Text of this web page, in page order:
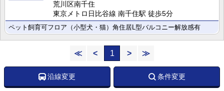
荒川区南千住
東京メトロ日比谷線 南千住駅 徒歩5分
ペット飼育可フロア（小型犬・猫）角住居L型バルコニー解放感有
≪ < 1 > ≫
沿線変更 条件変更